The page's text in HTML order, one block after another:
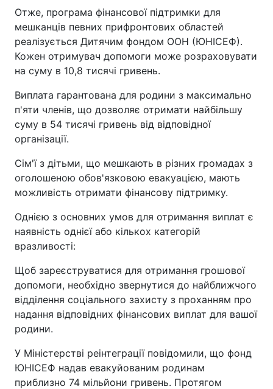
Отже, програма фінансової підтримки для
мешканців певних прифронтових областей
реалізується Дитячим фондом ООН (ЮНІСЕФ).
Кожен отримувач допомоги може розраховувати
на суму в 10,8 тисячі гривень.
Виплата гарантована для родини з максимально
п'яти членів, що дозволяє отримати найбільшу
суму в 54 тисячі гривень від відповідної
організації.
Сім'ї з дітьми, що мешкають в різних громадах з
оголошеною обов'язковою евакуацією, мають
можливість отримати фінансову підтримку.
Однією з основних умов для отримання виплат є
наявність однієї або кількох категорій
вразливості:
Щоб зареєструватися для отримання грошової
допомоги, необхідно звернутися до найближчого
відділення соціального захисту з проханням про
надання відповідних фінансових виплат для вашої
родини.
У Міністерстві реінтеграції повідомили, що фонд
ЮНІСЕФ надав евакуйованим родинам
приблизно 74 мільйони гривень. Протягом